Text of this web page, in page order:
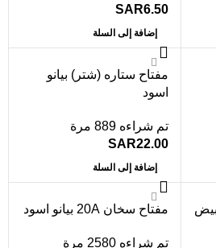
SAR6.50
إضافة إلى السلة
مفتاح ستاره (شتر) بيانو
اسود
تم شراءه 889 مرة
SAR22.00
إضافة إلى السلة
مفتاح سخان 20A بيانو اسود
تم شراءه 2580 مرة